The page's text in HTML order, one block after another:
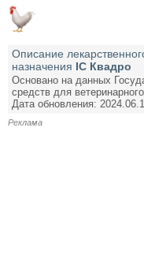
Описание
назначения IC Квадро
Основано на данных
средств для
Дата обновления:
Реклама